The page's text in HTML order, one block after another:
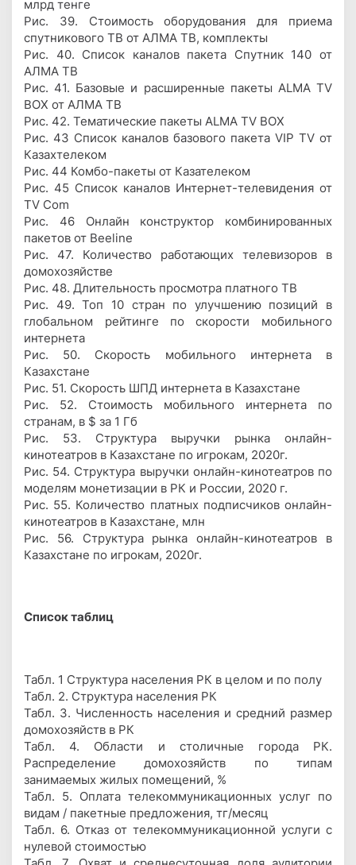
млрд тенге
Рис. 39. Стоимость оборудования для приема
спутникового ТВ от АЛМА ТВ, комплекты
Рис. 40. Список каналов пакета Спутник 140 от
АЛМА ТВ
Рис. 41. Базовые и расширенные пакеты ALMA TV
BOX от АЛМА ТВ
Рис. 42. Тематические пакеты ALMA TV BOX
Рис. 43 Список каналов базового пакета VIP TV от
Казахтелеком
Рис. 44 Комбо-пакеты от Казателеком
Рис. 45 Список каналов Интернет-телевидения от
TV Com
Рис. 46 Онлайн конструктор комбинированных
пакетов от Beeline
Рис. 47. Количество работающих телевизоров в
домохозяйстве
Рис. 48. Длительность просмотра платного ТВ
Рис. 49. Топ 10 стран по улучшению позиций в
глобальном рейтинге по скорости мобильного
интернета
Рис. 50. Скорость мобильного интернета в
Казахстане
Рис. 51. Скорость ШПД интернета в Казахстане
Рис. 52. Стоимость мобильного интернета по
странам, в $ за 1 Гб
Рис. 53. Структура выручки рынка онлайн-
кинотеатров в Казахстане по игрокам, 2020г.
Рис. 54. Структура выручки онлайн-кинотеатров по
моделям монетизации в РК и России, 2020 г.
Рис. 55. Количество платных подписчиков онлайн-
кинотеатров в Казахстане, млн
Рис. 56. Структура рынка онлайн-кинотеатров в
Казахстане по игрокам, 2020г.
Список таблиц
Табл. 1 Структура населения РК в целом и по полу
Табл. 2. Структура населения РК
Табл. 3. Численность населения и средний размер
домохозяйств в РК
Табл. 4. Области и столичные города РК.
Распределение домохозяйств по типам
занимаемых жилых помещений, %
Табл. 5. Оплата телекоммуникационных услуг по
видам / пакетные предложения, тг/месяц
Табл. 6. Отказ от телекоммуникационной услуги с
нулевой стоимостью